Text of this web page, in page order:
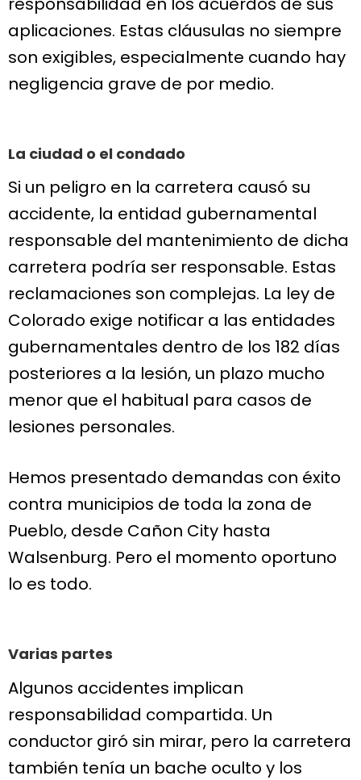
aplicaciones. Estas cláusulas no siempre
son exigibles, especialmente cuando hay
negligencia grave de por medio.
La ciudad o el condado
Si un peligro en la carretera causó su
accidente, la entidad gubernamental
responsable del mantenimiento de dicha
carretera podría ser responsable. Estas
reclamaciones son complejas. La ley de
Colorado exige notificar a las entidades
gubernamentales dentro de los 182 días
posteriores a la lesión, un plazo mucho
menor que el habitual para casos de
lesiones personales.
Hemos presentado demandas con éxito
contra municipios de toda la zona de
Pueblo, desde Cañon City hasta
Walsenburg. Pero el momento oportuno
lo es todo.
Varias partes
Algunos accidentes implican
responsabilidad compartida. Un
conductor giró sin mirar, pero la carretera
también tenía un bache oculto y los